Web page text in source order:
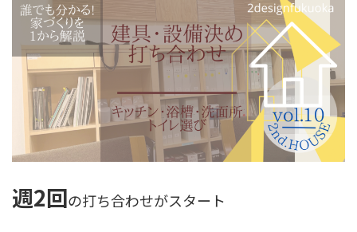
週2回の打ち合わせがスタート